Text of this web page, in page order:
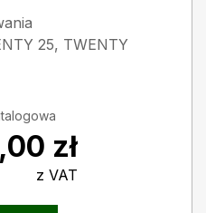
25, TWENTY
zł
z VAT